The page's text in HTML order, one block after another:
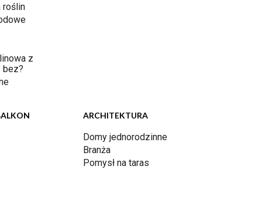
roślin
z
bez?
ARCHITEKTURA
Domy jednorodzinne
Branża
Pomysł na taras